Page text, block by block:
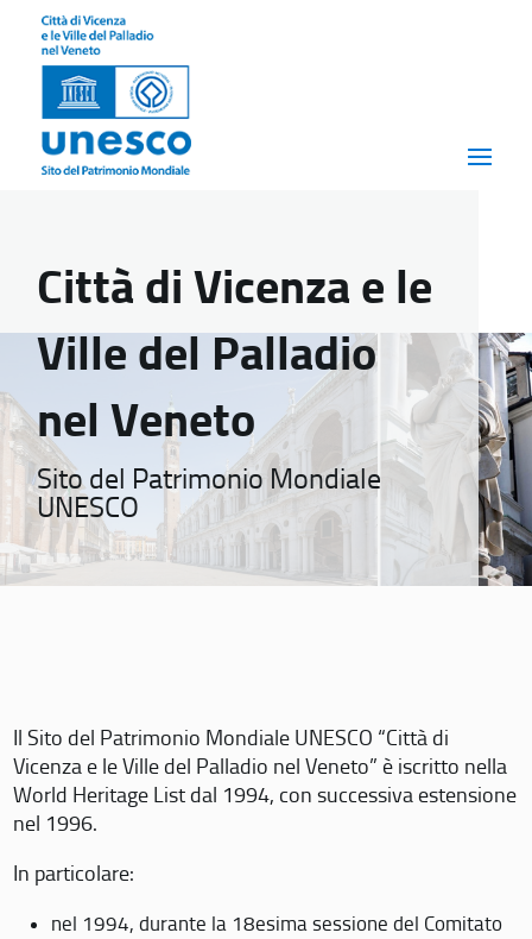
Città di Vicenza e le
Ville del Palladio
nel Veneto
Sito del Patrimonio Mondiale
UNESCO
Il Sito del Patrimonio Mondiale UNESCO “Città di
Vicenza e le Ville del Palladio nel Veneto” è iscritto nella
World Heritage List dal 1994, con successiva estensione
nel 1996.
In particolare:
nel 1994, durante la 18esima sessione del Comitato